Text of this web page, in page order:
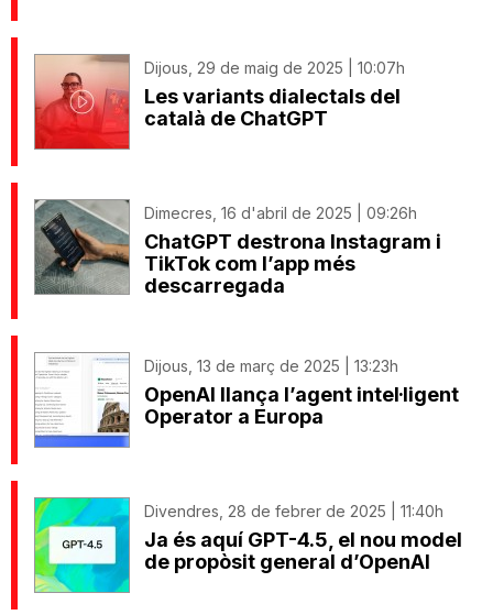
Dijous, 29 de maig de 2025 | 10:07h
Les variants dialectals del
català de ChatGPT
Dimecres, 16 d'abril de 2025 | 09:26h
ChatGPT destrona Instagram i
TikTok com l’app més
descarregada
Dijous, 13 de març de 2025 | 13:23h
OpenAI llança l’agent intel·ligent
Operator a Europa
Divendres, 28 de febrer de 2025 | 11:40h
Ja és aquí GPT-4.5, el nou model
de propòsit general d’OpenAI